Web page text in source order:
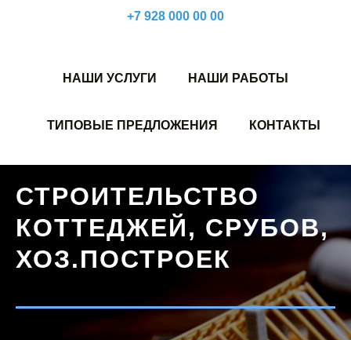
+7 928 000 00 00
НАШИ УСЛУГИ НАШИ РАБОТЫ
ТИПОВЫЕ ПРЕДЛОЖЕНИЯ КОНТАКТЫ
СТРОИТЕЛЬСТВО
КОТТЕДЖЕЙ, СРУБОВ,
ХОЗ.ПОСТРОЕК